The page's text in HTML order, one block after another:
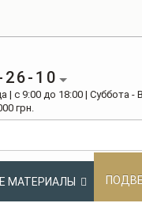
10
| с 9:00 до 18:00 | Суббота
грн.
МАТЕРИАЛЫ